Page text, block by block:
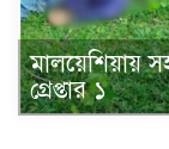
মালয়েশিয়ায়
গ্রেপ্তার ১